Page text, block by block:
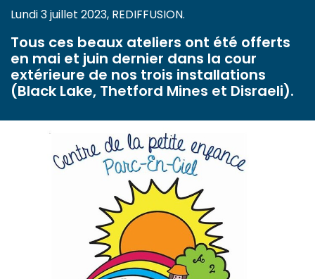
Lundi 3 juillet 2023, REDIFFUSION.
Tous ces beaux ateliers ont été offerts
en mai et juin dernier dans la cour
extérieure de nos trois installations
(Black Lake, Thetford Mines et Disraeli).